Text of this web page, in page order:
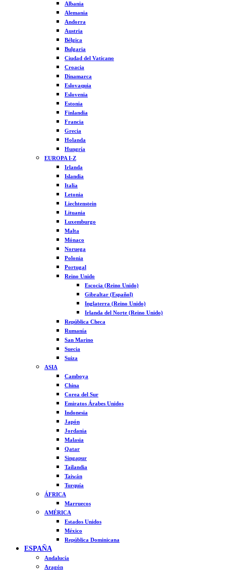
Albania
Alemania
Andorra
Austria
Bélgica
Bulgaria
Ciudad del Vaticano
Croacia
Dinamarca
Eslovaquia
Eslovenia
Estonia
Finlandia
Francia
Grecia
Holanda
Hungría
EUROPA I-Z
Irlanda
Islandia
Italia
Letonia
Liechtenstein
Lituania
Luxemburgo
Malta
Mónaco
Noruega
Polonia
Portugal
Reino Unido
Escocia (Reino Unido)
Gibraltar (Español)
Inglaterra (Reino Unido)
Irlanda del Norte (Reino Unido)
República Checa
Rumanía
San Marino
Suecia
Suiza
ASIA
Camboya
China
Corea del Sur
Emiratos Árabes Unidos
Indonesia
Japón
Jordania
Malasia
Qatar
Singapur
Tailandia
Taiwán
Turquía
ÁFRICA
Marruecos
AMÉRICA
Estados Unidos
México
República Dominicana
ESPAÑA
Andalucía
Aragón